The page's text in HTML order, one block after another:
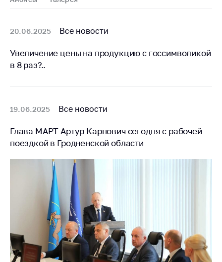
совет
Соискателям
Награждения
товарная биржа
жизнь
работа
Официальные
геральдические
символы
5 лет МАРТ
Деятельность
Ценовая политика
20.06.2025 Все новости
Увеличение цены на продукцию с госсимволикой
в 8 раз?..
19.06.2025 Все новости
Глава МАРТ Артур Карпович сегодня с рабочей
поездкой в Гродненской области